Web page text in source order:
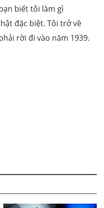
biết tôi làm gì
đặc biệt. Tôi trở về
rời đi vào năm 1939.